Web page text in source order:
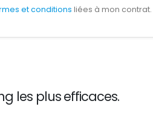
et conditionsliées à mon contrat.
les plus efficaces.